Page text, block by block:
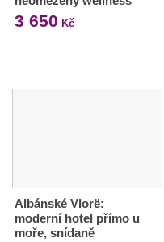
3 650 Kč
Albánské Vlorë:
moderní hotel přímo u
moře, snídaně